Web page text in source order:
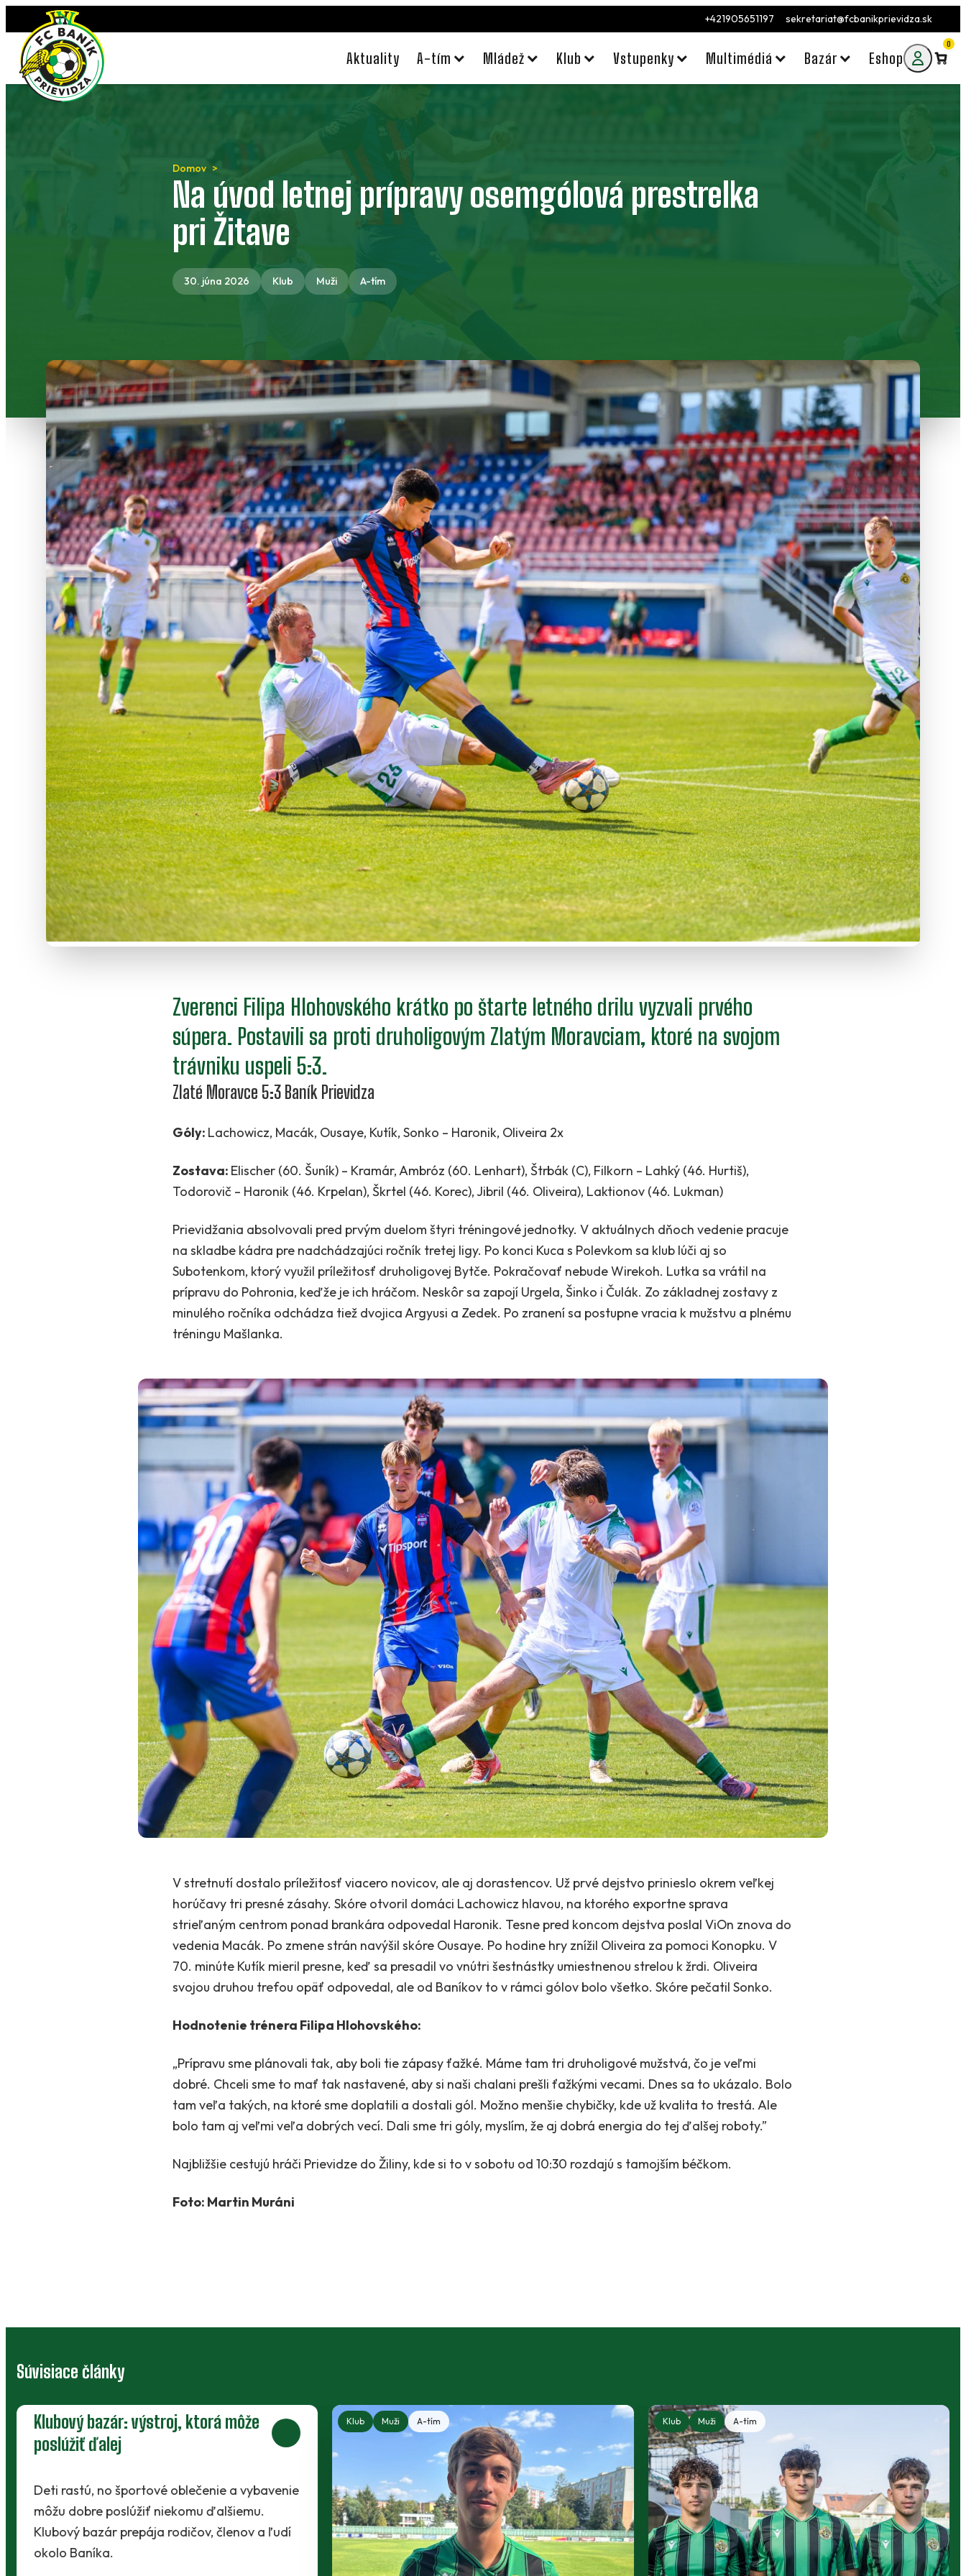
Preskočiť
na
obsah
+421905651197 sekretariat@fcbanikprievidza.sk
Aktuality A-tím Mládež Klub Vstupenky Multimédiá Bazár Eshop
0
Domov
Na úvod letnej prípravy osemgólová prestrelka
pri Žitave
30. júna 2026 Klub Muži A-tím
Zverenci Filipa Hlohovského krátko po štarte letného drilu vyzvali prvého
súpera. Postavili sa proti druholigovým Zlatým Moravciam, ktoré na svojom
trávniku uspeli 5:3.
Zlaté Moravce 5:3 Baník Prievidza
Góly: Lachowicz, Macák, Ousaye, Kutík, Sonko – Haronik, Oliveira 2x
Zostava: Elischer (60. Šuník) – Kramár, Ambróz (60. Lenhart), Štrbák (C), Filkorn – Lahký (46. Hurtiš),
Todorovič – Haronik (46. Krpelan), Škrtel (46. Korec), Jibril (46. Oliveira), Laktionov (46. Lukman)
Prievidžania absolvovali pred prvým duelom štyri tréningové jednotky. V aktuálnych dňoch vedenie pracuje
na skladbe kádra pre nadchádzajúci ročník tretej ligy. Po konci Kuca s Polevkom sa klub lúči aj so
Subotenkom, ktorý využil príležitosť druholigovej Bytče. Pokračovať nebude Wirekoh. Lutka sa vrátil na
prípravu do Pohronia, keďže je ich hráčom. Neskôr sa zapojí Urgela, Šinko i Čulák. Zo základnej zostavy z
minulého ročníka odchádza tiež dvojica Argyusi a Zedek. Po zranení sa postupne vracia k mužstvu a plnému
tréningu Mašlanka.
V stretnutí dostalo príležitosť viacero novicov, ale aj dorastencov. Už prvé dejstvo prinieslo okrem veľkej
horúčavy tri presné zásahy. Skóre otvoril domáci Lachowicz hlavou, na ktorého exportne sprava
strieľaným centrom ponad brankára odpovedal Haronik. Tesne pred koncom dejstva poslal ViOn znova do
vedenia Macák. Po zmene strán navýšil skóre Ousaye. Po hodine hry znížil Oliveira za pomoci Konopku. V
70. minúte Kutík mieril presne, keď sa presadil vo vnútri šestnástky umiestnenou strelou k žrdi. Oliveira
svojou druhou trefou opäť odpovedal, ale od Baníkov to v rámci gólov bolo všetko. Skóre pečatil Sonko.
Hodnotenie trénera Filipa Hlohovského:
„Prípravu sme plánovali tak, aby boli tie zápasy ťažké. Máme tam tri druholigové mužstvá, čo je veľmi
dobré. Chceli sme to mať tak nastavené, aby si naši chalani prešli ťažkými vecami. Dnes sa to ukázalo. Bolo
tam veľa takých, na ktoré sme doplatili a dostali gól. Možno menšie chybičky, kde už kvalita to trestá. Ale
bolo tam aj veľmi veľa dobrých vecí. Dali sme tri góly, myslím, že aj dobrá energia do tej ďalšej roboty.”
Najbližšie cestujú hráči Prievidze do Žiliny, kde si to v sobotu od 10:30 rozdajú s tamojším béčkom.
Foto: Martin Muráni
Súvisiace články
Klubový bazár: výstroj, ktorá môže
poslúžiť ďalej
Deti rastú, no športové oblečenie a vybavenie
môžu dobre poslúžiť niekomu ďalšiemu.
Klubový bazár prepája rodičov, členov a ľudí
okolo Baníka.
Klub Muži A-tím Klub Muži A-tím